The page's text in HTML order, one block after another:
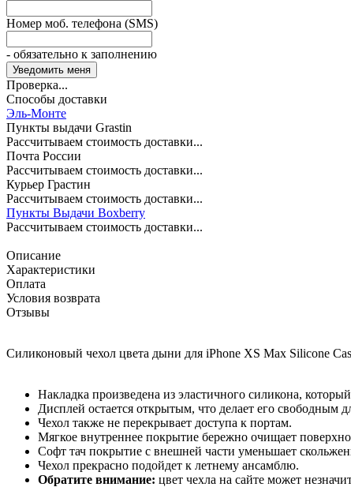
Номер моб. телефона (SMS)
- обязательно к заполнению
Проверка...
Способы доставки
Эль-Монте
Пункты выдачи Grastin
Рассчитываем стоимость доставки...
Почта России
Рассчитываем стоимость доставки...
Курьер Грастин
Рассчитываем стоимость доставки...
Пункты Выдачи Boxberry
Рассчитываем стоимость доставки...
Описание
Характеристики
Оплата
Условия возврата
Отзывы
Силиконовый чехол цвета дыни для iPhone XS Max Silicone
Накладка произведена из эластичного силикона,
Дисплей остается открытым, что делает его свободным
Чехол также не перекрывает доступа к портам.
Мягкое внутреннее покрытие бережно очищает
Софт тач покрытие с внешней части уменьшает
Чехол прекрасно подойдет к летнему ансамблю.
Обратите внимание: цвет чехла на сайте может